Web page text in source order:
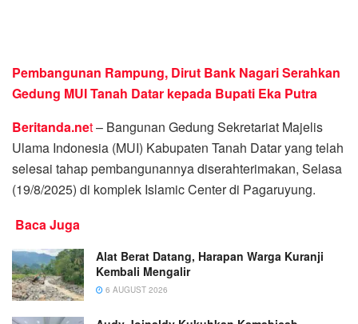
Pembangunan Rampung, Dirut Bank Nagari Serahkan
Gedung MUI Tanah Datar kepada Bupati Eka Putra
Beritanda.net– Bangunan Gedung Sekretariat Majelis
Ulama Indonesia (MUI) Kabupaten Tanah Datar yang telah
selesai tahap pembangunannya diserahterimakan, Selasa
(19/8/2025) di komplek Islamic Center di Pagaruyung.
Baca Juga
Alat Berat Datang, Harapan Warga Kuranji
Kembali Mengalir
6 AUGUST 2026